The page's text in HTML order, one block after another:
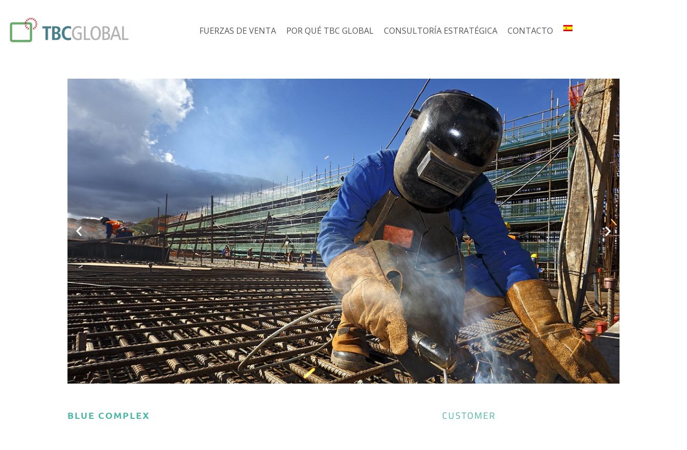
FUERZAS DE VENTA POR QUÉ TBC GLOBAL CONSULTORÍA ESTRATÉGICA CONTACTO
BLUE COMPLEX CUSTOMER